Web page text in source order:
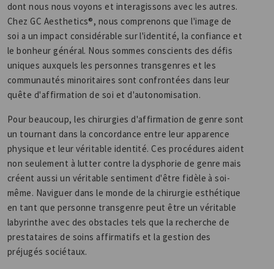
dont nous nous voyons et interagissons avec les autres.
Chez GC Aesthetics®, nous comprenons que l'image de
soi a un impact considérable sur l'identité, la confiance et
le bonheur général. Nous sommes conscients des défis
uniques auxquels les personnes transgenres et les
communautés minoritaires sont confrontées dans leur
quête d'affirmation de soi et d'autonomisation.
Pour beaucoup, les chirurgies d'affirmation de genre sont
un tournant dans la concordance entre leur apparence
physique et leur véritable identité. Ces procédures aident
non seulement à lutter contre la dysphorie de genre mais
créent aussi un véritable sentiment d'être fidèle à soi-
même. Naviguer dans le monde de la chirurgie esthétique
en tant que personne transgenre peut être un véritable
labyrinthe avec des obstacles tels que la recherche de
prestataires de soins affirmatifs et la gestion des
préjugés sociétaux.